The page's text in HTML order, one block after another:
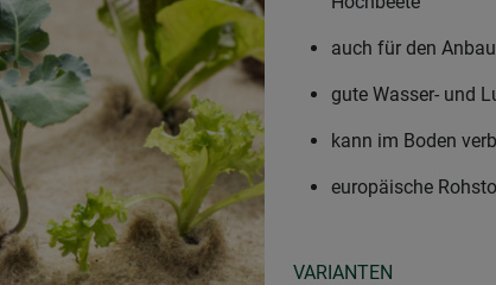
auch für den
gute Wasser- und
kann im Boden
europäische
VARIANTEN